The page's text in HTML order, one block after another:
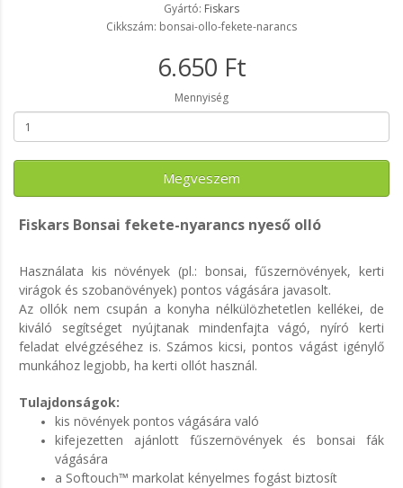
Gyártó: Fiskars
Cikkszám: bonsai-ollo-fekete-narancs
6.650 Ft
Mennyiség
Megveszem
Fiskars Bonsai fekete-nyarancs nyeső olló
Használata kis növények (pl.: bonsai, fűszernövények, kerti
virágok és szobanövények) pontos vágására javasolt.
Az ollók nem csupán a konyha nélkülözhetetlen kellékei, de
kiváló segítséget nyújtanak mindenfajta vágó, nyíró kerti
feladat elvégzéséhez is. Számos kicsi, pontos vágást igénylő
munkához legjobb, ha kerti ollót használ.
Tulajdonságok:
kis növények pontos vágására való
kifejezetten ajánlott fűszernövények és bonsai fák
vágására
a Softouch™ markolat kényelmes fogást biztosít